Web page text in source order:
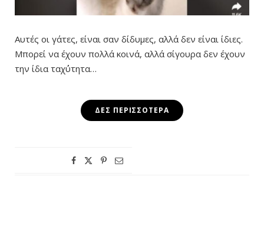
Αυτές οι γάτες, είναι σαν δίδυμες, αλλά δεν είναι ίδιες.
Μπορεί να έχουν πολλά κοινά, αλλά σίγουρα δεν έχουν
την ίδια ταχ΄΄ύτητα…
ΔΕΣ ΠΕΡΙΣΣΌΤΕΡΑ